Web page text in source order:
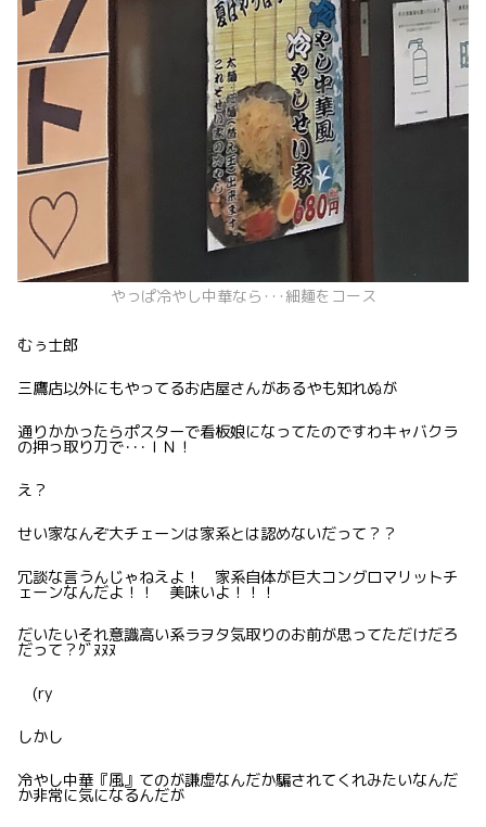
やっぱ冷やし中華なら･･･細麺をコース
むぅ士郎
三鷹店以外にもやってるお店屋さんがあるやも知れぬが
通りかかったらポスターで看板娘になってたのですわキャバクラ
の押っ取り刀で･･･ＩＮ！
え？
せい家なんぞ大チェーンは家系とは認めないだって？？
冗談な言うんじゃねえよ！ 家系自体が巨大コングロマリットチ
ェーンなんだよ！！ 美味いよ！！！
だいたいそれ意識高い系ラヲタ気取りのお前が思ってただけだろ
だって？ｸﾞﾇﾇﾇ
(ry
しかし
冷やし中華『風』てのが謙虚なんだか騙されてくれみたいなんだ
か非常に気になるんだが